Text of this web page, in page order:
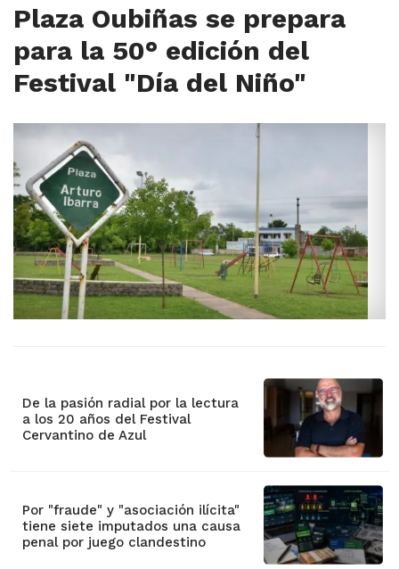
Plaza Oubiñas se prepara
para la 50° edición del
Festival "Día del Niño"
De la pasión radial por la lectura
a los 20 años del Festival
Cervantino de Azul
Por "fraude" y "asociación ilícita"
tiene siete imputados una causa
penal por juego clandestino